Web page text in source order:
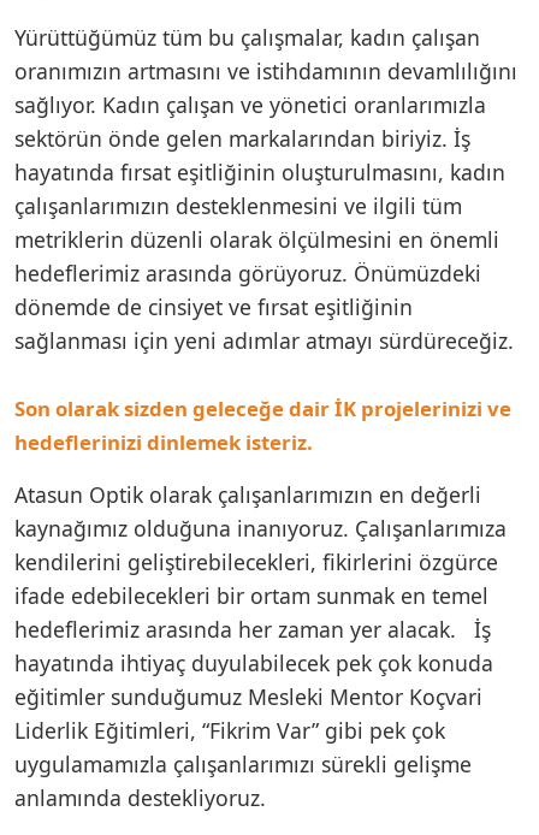
Yürüttüğümüz tüm bu çalışmalar, kadın çalışan
oranımızın artmasını ve istihdamının devamlılığını
sağlıyor. Kadın çalışan ve yönetici oranlarımızla
sektörün önde gelen markalarından biriyiz. İş
hayatında fırsat eşitliğinin oluşturulmasını, kadın
çalışanlarımızın desteklenmesini ve ilgili tüm
metriklerin düzenli olarak ölçülmesini en önemli
hedeflerimiz arasında görüyoruz. Önümüzdeki
dönemde de cinsiyet ve fırsat eşitliğinin
sağlanması için yeni adımlar atmayı sürdüreceğiz.
Son olarak sizden geleceğe dair İK projelerinizi ve
hedeflerinizi dinlemek isteriz.
Atasun Optik olarak çalışanlarımızın en değerli
kaynağımız olduğuna inanıyoruz. Çalışanlarımıza
kendilerini geliştirebilecekleri, fikirlerini özgürce
ifade edebilecekleri bir ortam sunmak en temel
hedeflerimiz arasında her zaman yer alacak. İş
hayatında ihtiyaç duyulabilecek pek çok konuda
eğitimler sunduğumuz Mesleki Mentor Koçvari
Liderlik Eğitimleri, “Fikrim Var” gibi pek çok
uygulamamızla çalışanlarımızı sürekli gelişme
anlamında destekliyoruz.